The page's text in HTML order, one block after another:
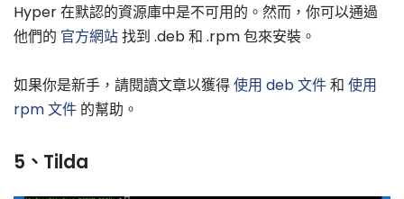
Hyper 在默認的資源庫中是不可用的。然而，你可以通過
他們的 官方網站找到 .deb 和 .rpm 包來安裝。
如果你是新手，請閱讀文章以獲得使用 deb 文件和 使用
rpm 文件 的幫助。
5、Tilda